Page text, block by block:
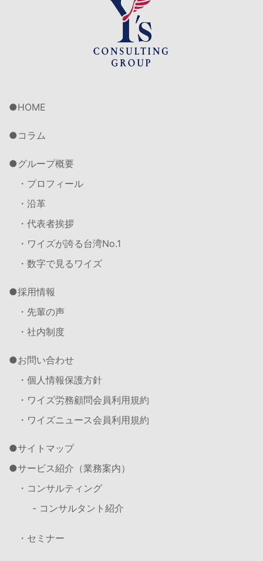
HOME
コラム
グループ概要
・プロフィール
・沿革
・代表者挨拶
・ワイズが誇る台湾No.1
・数字で見るワイズ
採用情報
・先輩の声
・社内制度
お問い合わせ
・個人情報保護方針
・ワイズ労務顧問会員利用規約
・ワイズニュース会員利用規約
サイトマップ
サービス紹介（業務案内）
・コンサルティング
- コンサルタント紹介
・セミナー